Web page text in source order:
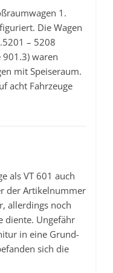
1.
Die Wagen
– 5208
waren
mit Speiseraum.
acht Fahrzeuge
als VT 601 auch
der Artikelnummer
allerdings noch
diente. Ungefähr
in eine Grund-
sich die